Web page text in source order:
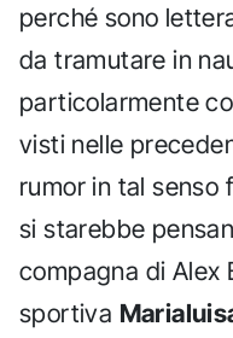
perché sono
da tramutare in
particolarmente
visti nelle
rumor in tal senso
si starebbe
compagna di Alex
sportiva